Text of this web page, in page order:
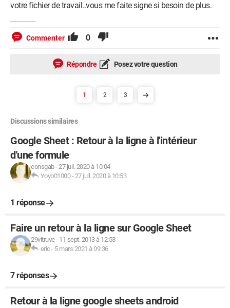
votre fichier de travail..vous me faite signe si besoin de plus.
Commenter 0
Répondre Posez votre question
1 2 3
Discussions similaires
Google Sheet : Retour à la ligne à l'intérieur
d'une formule
consgab-27 juil. 2020 à 10:04
Yoyo01000-27 juil. 2020 à 10:53
1 réponse
Faire un retour à la ligne sur Google Sheet
29vitruve- 11 sept. 2013 à 12:53
eric - 5 mars 2021 à 09:36
7 réponses
Retour à la ligne google sheets android